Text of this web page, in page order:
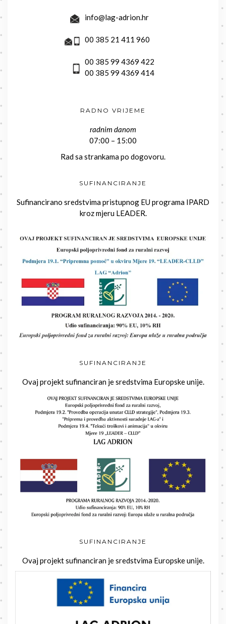
info@lag-adrion.hr
00 385 21 411 960
00 385 99 4369 422
00 385 99 4369 414
RADNO VRIJEME
radnim danom
07:00 – 15:00
Rad sa strankama po dogovoru.
SUFINANCIRANJE
Sufinancirano sredstvima pristupnog EU programa IPARD
kroz mjeru LEADER.
SUFINANCIRANJE
Ovaj projekt sufinanciran je sredstvima Europske unije.
SUFINANCIRANJE
Ovaj projekt sufinanciran je sredstvima Europske unije.